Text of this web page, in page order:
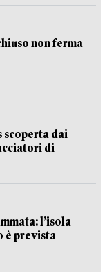
non ferma
scoperta dai
di
l’isola
è prevista